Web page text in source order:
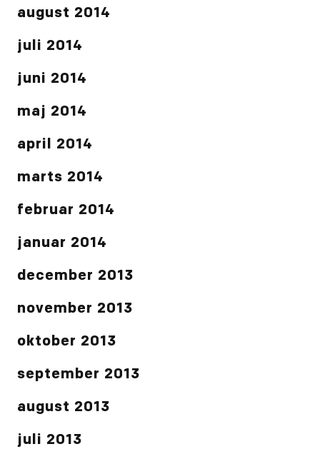
august 2014
juli 2014
juni 2014
maj 2014
april 2014
marts 2014
februar 2014
januar 2014
december 2013
november 2013
oktober 2013
september 2013
august 2013
juli 2013